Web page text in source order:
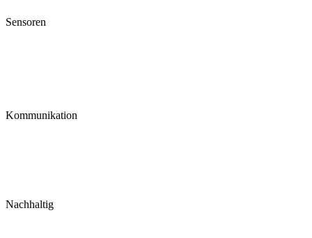
Sensoren
Kommunikation
Nachhaltig